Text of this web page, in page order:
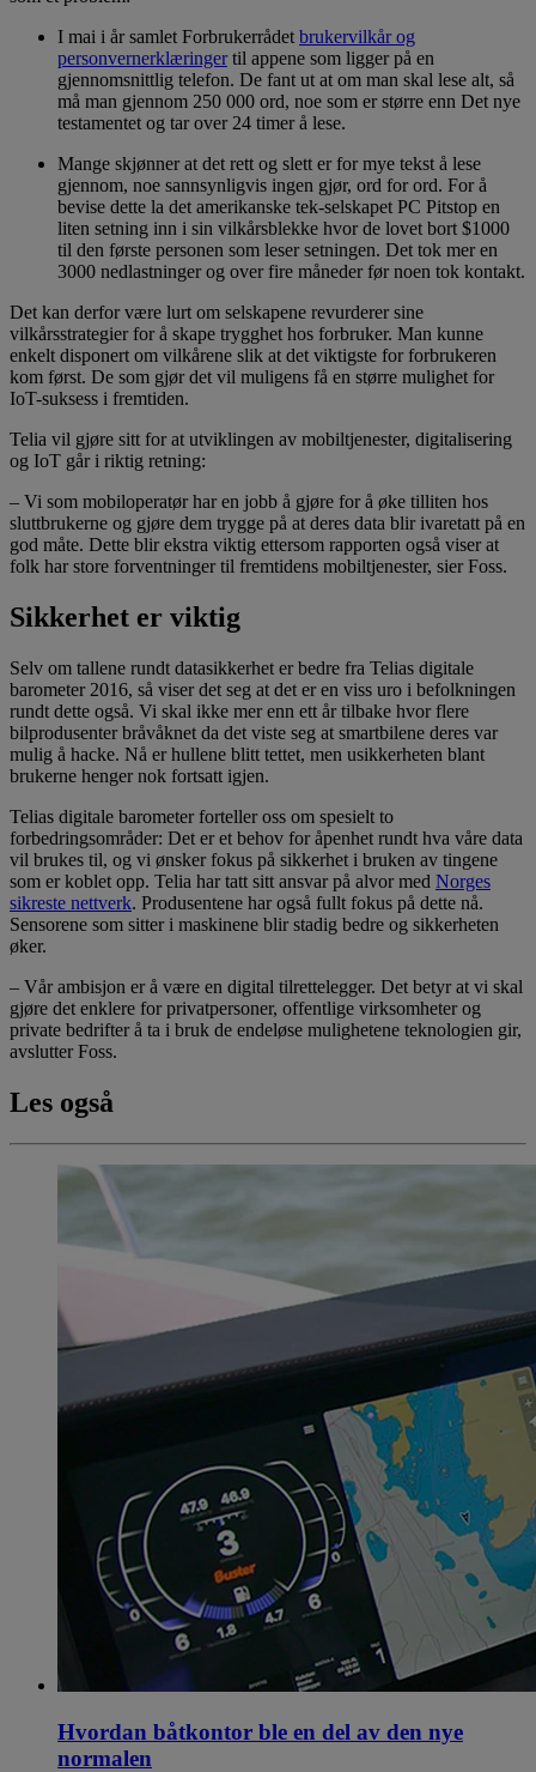
I mai i år samlet Forbrukerrådetbrukervilkår og
personvernerklæringertil appene som ligger på en
gjennomsnittlig telefon. De fant ut at om man skal lese alt, så
må man gjennom 250 000 ord, noe som er større enn Det nye
testamentet og tar over 24 timer å lese.
Mange skjønner at det rett og slett er for mye tekst å lese
gjennom, noe sannsynligvis ingen gjør, ord for ord. For å
bevise dette la det amerikanske tek-selskapet PC Pitstop en
liten setning inn i sin vilkårsblekke hvor de lovet bort $1000
til den første personen som leser setningen. Det tok mer en
3000 nedlastninger og over fire måneder før noen tok kontakt.
Det kan derfor være lurt om selskapene revurderer sine
vilkårsstrategier for å skape trygghet hos forbruker. Man kunne
enkelt disponert om vilkårene slik at det viktigste for forbrukeren
kom først. De som gjør det vil muligens få en større mulighet for
IoT-suksess i fremtiden.
Telia vil gjøre sitt for at utviklingen av mobiltjenester, digitalisering
og IoT går i riktig retning:
– Vi som mobiloperatør har en jobb å gjøre for å øke tilliten hos
sluttbrukerne og gjøre dem trygge på at deres data blir ivaretatt på en
god måte. Dette blir ekstra viktig ettersom rapporten også viser at
folk har store forventninger til fremtidens mobiltjenester, sier Foss.
Sikkerhet er viktig
Selv om tallene rundt datasikkerhet er bedre fra Telias digitale
barometer 2016, så viser det seg at det er en viss uro i befolkningen
rundt dette også. Vi skal ikke mer enn ett år tilbake hvor flere
bilprodusenter bråvåknet da det viste seg at smartbilene deres var
mulig å hacke. Nå er hullene blitt tettet, men usikkerheten blant
brukerne henger nok fortsatt igjen.
Telias digitale barometer forteller oss om spesielt to
forbedringsområder: Det er et behov for åpenhet rundt hva våre data
vil brukes til, og vi ønsker fokus på sikkerhet i bruken av tingene
som er koblet opp. Telia har tatt sitt ansvar på alvor med Norges
sikreste nettverk. Produsentene har også fullt fokus på dette nå.
Sensorene som sitter i maskinene blir stadig bedre og sikkerheten
øker.
– Vår ambisjon er å være en digital tilrettelegger. Det betyr at vi skal
gjøre det enklere for privatpersoner, offentlige virksomheter og
private bedrifter å ta i bruk de endeløse mulighetene teknologien gir,
avslutter Foss.
Les også
Hvordan båtkontor ble en del av den nye
normalen